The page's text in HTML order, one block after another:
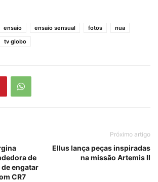
ensaio ensaio sensual fotos
nua
tv globo
de
engatar
CR7
Próximo artigo
Ellus lança peças inspiradas
na missão Artemis II